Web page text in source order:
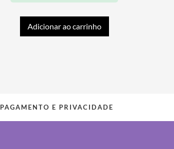
Adicionar ao carrinho
PAGAMENTO E PRIVACIDADE